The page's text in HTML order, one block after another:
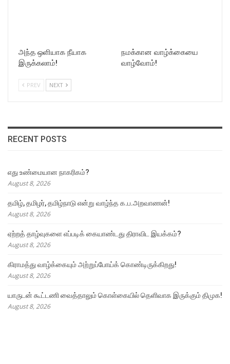
அந்த ஒளியாக நீயாக
இருக்கலாம்!
நமக்கான வாழ்க்கையை
வாழ்வோம்!
PREV NEXT
RECENT POSTS
எது உண்மையான நாகரிகம்?
August 8, 2026
தமிழ், தமிழர், தமிழ்நாடு என்று வாழ்ந்த க.ப.அறவாணன்!
August 8, 2026
ஏற்றத் தாழ்வுகளை எப்படிக் கையாண்டது திராவிட இயக்கம்?
August 8, 2026
கிராமத்து வாழ்க்கையும் அற்றுப்போய்க் கொண்டிருக்கிறது!
August 8, 2026
யாருடன் கூட்டணி வைத்தாலும் கொள்கையில் தெளிவாக இருக்கும் திமுக!
August 8, 2026